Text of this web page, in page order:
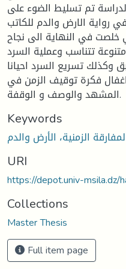
تم تسليط الضوء على
رواية الارض والدم للكاتب
خلصت في النهاية الى نجاح
تتناسب وعملية السرد
وكذلك تسريع السرد احيانا
فكرة توقيف الزمن في
المشهد والوصف و الوقفة.
Keywords
URI
https://depot.univ-
Collections
Master Thesis
Full item page